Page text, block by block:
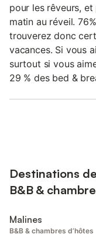
pour les rêveurs,
matin au réveil.
trouverez donc
vacances. Si vous
surtout si vous
29 % des bed &
Destinations
B&B &
Malines
B&B & chambres d’hôtes